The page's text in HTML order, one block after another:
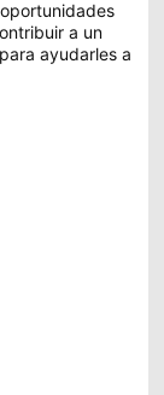
a un
ayudarles a